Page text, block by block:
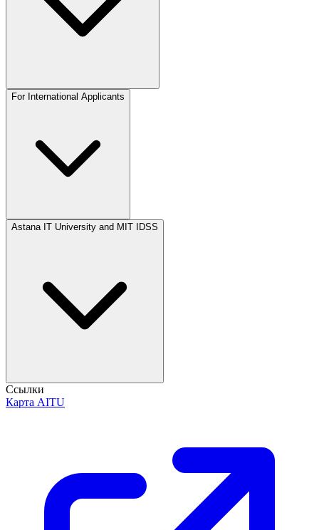
For International Applicants
Astana IT University and MIT IDSS
Ссылки
Карта AITU